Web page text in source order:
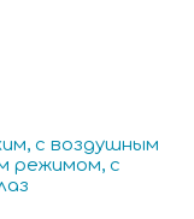
с воздушным
режимом, с